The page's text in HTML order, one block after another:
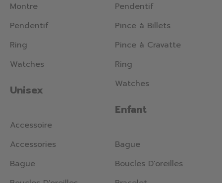
Montre
Pendentif
Ring
Watches
Unisex
Accessoire
Accessories
Bague
Pendentif
Pince à Billets
Pince à Cravatte
Ring
Watches
Enfant
Bague
Boucles D'oreilles